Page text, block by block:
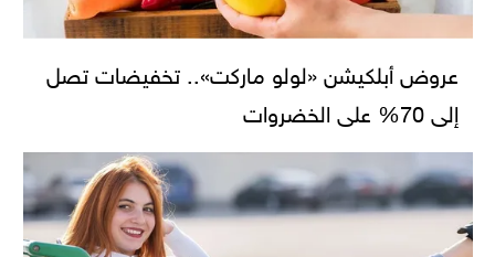
عروض أبلكيشن «لولو ماركت».. تخفيضات تصل
إلى 70% على الخضروات